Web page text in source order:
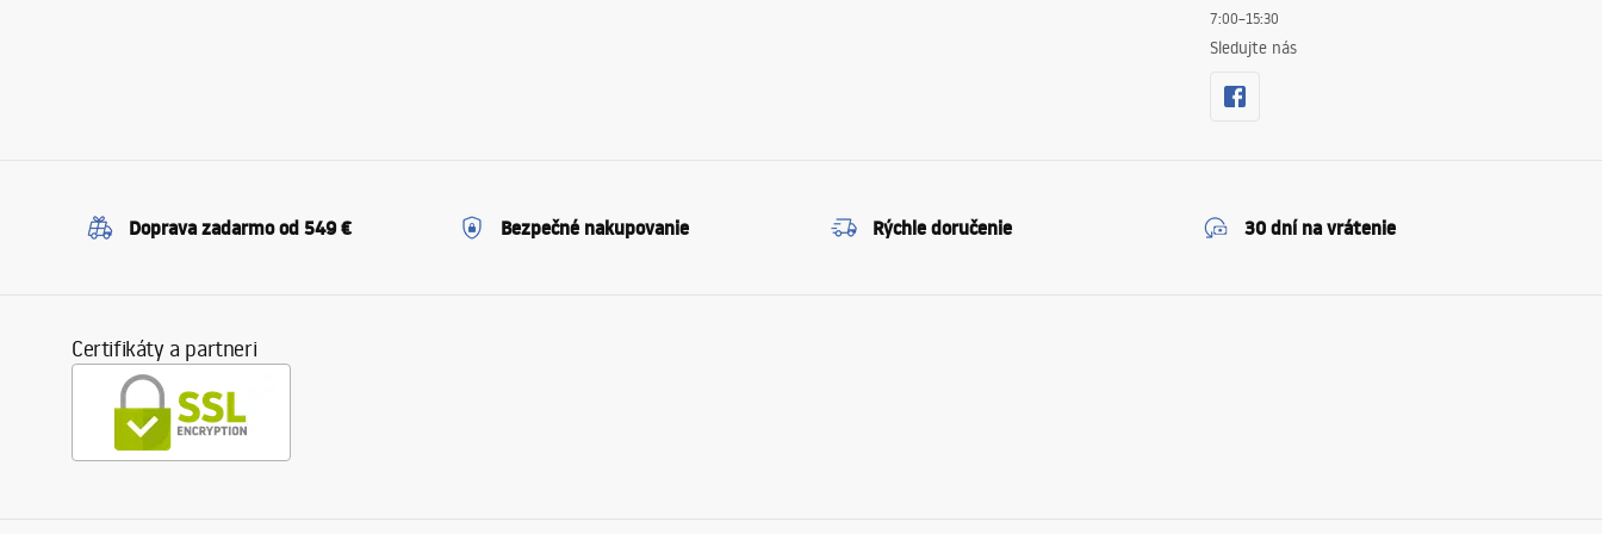
7:00–15:30
Sledujte nás
Doprava zadarmo od 549 € Bezpečné nakupovanie Rýchle doručenie 30 dní na vrátenie
Certifikáty a partneri